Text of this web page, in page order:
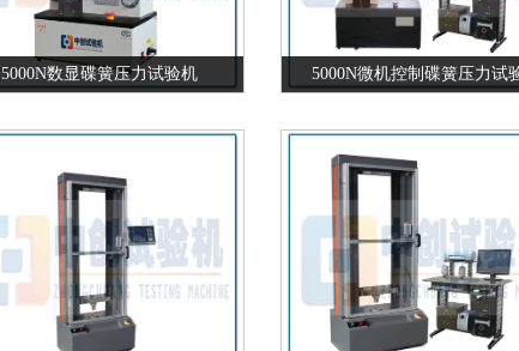
5000N数显碟簧压力试验机 5000N微机控制碟簧压力试